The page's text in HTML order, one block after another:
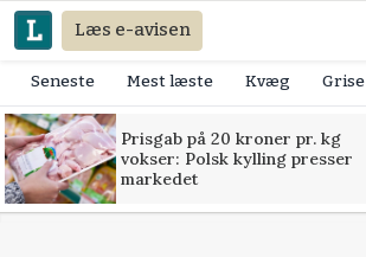
Læs e-avisen
Seneste Mest læste Kvæg Grise
Prisgab på 20 kroner pr. kg
vokser: Polsk kylling presser
markedet